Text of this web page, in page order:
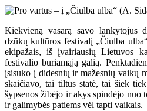
Kiekvieną vasarą savo lankytojus
dzūkų kultūros festivalį „Čiulba
ekipažais, iš įvairiausių Lietuvos
festivalio buriamąją galią.
įsisuko į didesnių ir mažesnių vaikų
skaičiavo, tai tiltus statė, tai šiek
šypsenos žibėjo ir akys spindėjo nuo
ir galimybės patiems vėl tapti vaikais.